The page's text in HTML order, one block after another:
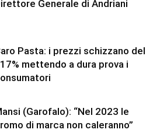
Generale di Andriani
Pasta: i prezzi schizzano del
mettendo a dura prova i
(Garofalo): “Nel 2023 le
di marca non caleranno”